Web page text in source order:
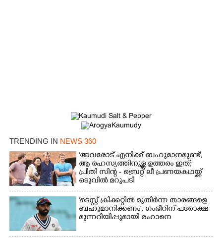
TRENDING IN NEWS 360
'അവരോട് എനിക്ക് ബഹുമാനമുണ്ട്',​
ആ രഹസ്യത്തിനുള്ള ഉത്തരം ഇത്;
പ്രീതി സിന്റ - ബ്രെറ്റ് ലീ പ്രണയകഥയ്ക്ക്
ഒടുവിൽ മറുപടി
'ടെസ്റ്റ് ക്രിക്കറ്റിൽ മുതിർന്ന താരങ്ങളെ
ബഹുമാനിക്കണം', ഗംഭീറിന് പരോക്ഷ
മുന്നറിയിപ്പുമായി രഹാനെ